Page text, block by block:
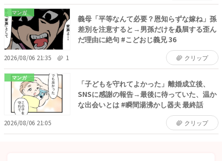
マンガ
義母「平等なんて必要？恩知らずな嫁ね」孫
差別を注意すると→男孫だけを贔屓する歪ん
だ理由に絶句 #こどおじ義兄 36
2026/08/06 21:35 1 クリップ
マンガ
「子どもを守れてよかった」離婚成立後、
SNSに感謝の報告→最後に待っていた、温か
な出会いとは #瞬間湯沸かし器夫 最終話
2026/08/06 21:05 クリップ